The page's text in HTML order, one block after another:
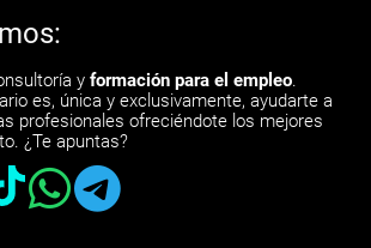
y formación para el empleo.
es, única y exclusivamente, ayudarte a
profesionales ofreciéndote los mejores
¿Te apuntas?